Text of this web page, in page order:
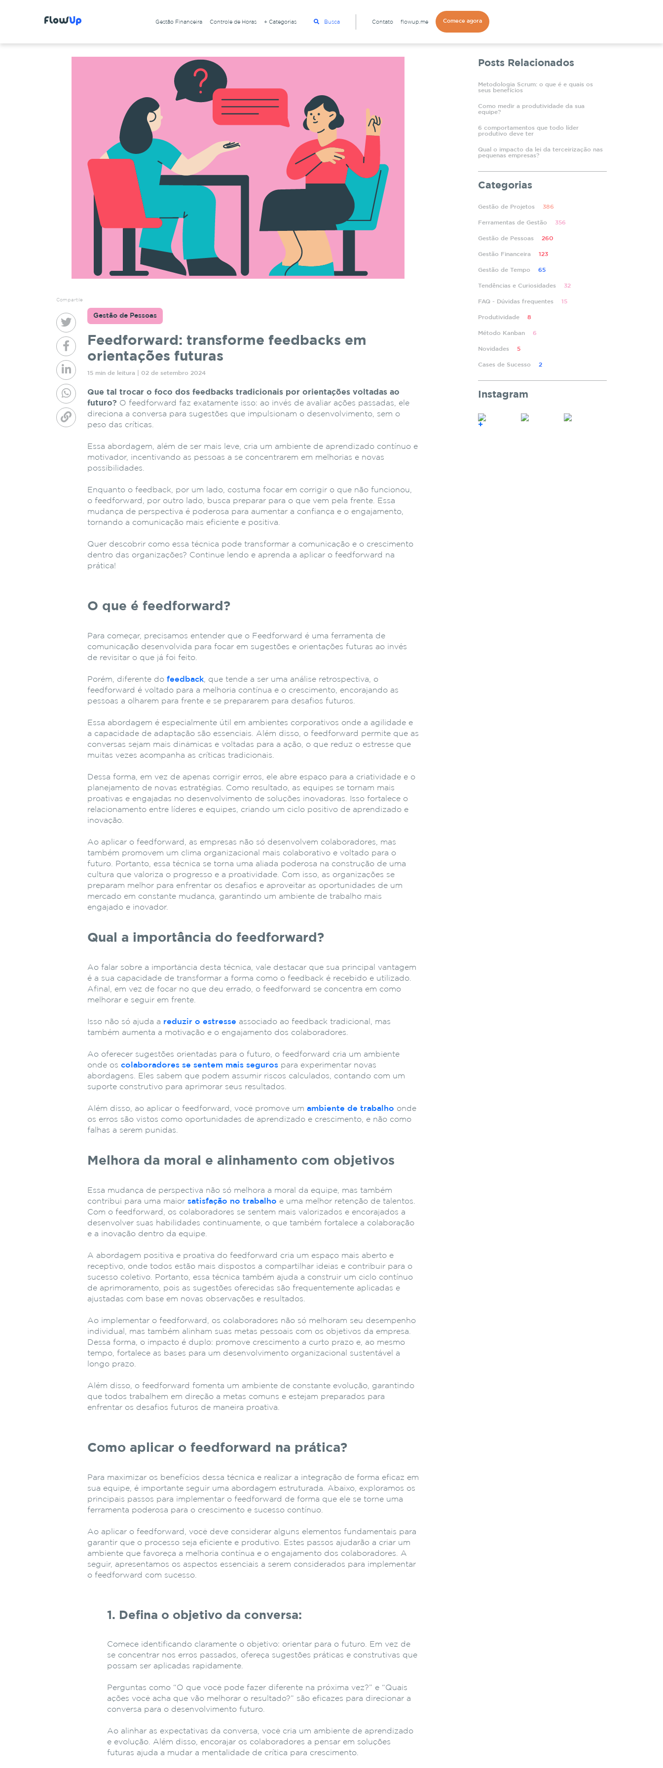
Gestão Financeira Controle de Horas + Categorias Busca Contato flowup.me Comece agora
Compartile
Gestão de Pessoas
Feedforward: transforme feedbacks em
orientações futuras
15 min de leitura | 02 de setembro 2024
Que tal trocar o foco dos feedbacks tradicionais por orientações voltadas ao
futuro? O feedforward faz exatamente isso: ao invés de avaliar ações passadas, ele
direciona a conversa para sugestões que impulsionam o desenvolvimento, sem o
peso das críticas.
Essa abordagem, além de ser mais leve, cria um ambiente de aprendizado contínuo e
motivador, incentivando as pessoas a se concentrarem em melhorias e novas
possibilidades.
Enquanto o feedback, por um lado, costuma focar em corrigir o que não funcionou,
o feedforward, por outro lado, busca preparar para o que vem pela frente. Essa
mudança de perspectiva é poderosa para aumentar a confiança e o engajamento,
tornando a comunicação mais eficiente e positiva.
Quer descobrir como essa técnica pode transformar a comunicação e o crescimento
dentro das organizações? Continue lendo e aprenda a aplicar o feedforward na
prática!
O que é feedforward?
Para começar, precisamos entender que o Feedforward é uma ferramenta de
comunicação desenvolvida para focar em sugestões e orientações futuras ao invés
de revisitar o que já foi feito.
Porém, diferente dofeedback, que tende a ser uma análise retrospectiva, o
feedforward é voltado para a melhoria contínua e o crescimento, encorajando as
pessoas a olharem para frente e se prepararem para desafios futuros.
Essa abordagem é especialmente útil em ambientes corporativos onde a agilidade e
a capacidade de adaptação são essenciais. Além disso, o feedforward permite que as
conversas sejam mais dinâmicas e voltadas para a ação, o que reduz o estresse que
muitas vezes acompanha as críticas tradicionais.
Dessa forma, em vez de apenas corrigir erros, ele abre espaço para a criatividade e o
planejamento de novas estratégias. Como resultado, as equipes se tornam mais
proativas e engajadas no desenvolvimento de soluções inovadoras. Isso fortalece o
relacionamento entre líderes e equipes, criando um ciclo positivo de aprendizado e
inovação.
Ao aplicar o feedforward, as empresas não só desenvolvem colaboradores, mas
também promovem um clima organizacional mais colaborativo e voltado para o
futuro. Portanto, essa técnica se torna uma aliada poderosa na construção de uma
cultura que valoriza o progresso e a proatividade. Com isso, as organizações se
preparam melhor para enfrentar os desafios e aproveitar as oportunidades de um
mercado em constante mudança, garantindo um ambiente de trabalho mais
engajado e inovador.
Qual a importância do feedforward?
Ao falar sobre a importância desta técnica, vale destacar que sua principal vantagem
é a sua capacidade de transformar a forma como o feedback é recebido e utilizado.
Afinal, em vez de focar no que deu errado, o feedforward se concentra em como
melhorar e seguir em frente.
Isso não só ajuda a reduzir o estresse associado ao feedback tradicional, mas
também aumenta a motivação e o engajamento dos colaboradores.
Ao oferecer sugestões orientadas para o futuro, o feedforward cria um ambiente
onde oscolaboradores se sentem mais seguros para experimentar novas
abordagens. Eles sabem que podem assumir riscos calculados, contando com um
suporte construtivo para aprimorar seus resultados.
Além disso, ao aplicar o feedforward, você promove umambiente de trabalho onde
os erros são vistos como oportunidades de aprendizado e crescimento, e não como
falhas a serem punidas.
Melhora da moral e alinhamento com objetivos
Essa mudança de perspectiva não só melhora a moral da equipe, mas também
contribui para uma maiorsatisfação no trabalho e uma melhor retenção de talentos.
Com o feedforward, os colaboradores se sentem mais valorizados e encorajados a
desenvolver suas habilidades continuamente, o que também fortalece a colaboração
e a inovação dentro da equipe.
A abordagem positiva e proativa do feedforward cria um espaço mais aberto e
receptivo, onde todos estão mais dispostos a compartilhar ideias e contribuir para o
sucesso coletivo. Portanto, essa técnica também ajuda a construir um ciclo contínuo
de aprimoramento, pois as sugestões oferecidas são frequentemente aplicadas e
ajustadas com base em novas observações e resultados.
Ao implementar o feedforward, os colaboradores não só melhoram seu desempenho
individual, mas também alinham suas metas pessoais com os objetivos da empresa.
Dessa forma, o impacto é duplo: promove crescimento a curto prazo e, ao mesmo
tempo, fortalece as bases para um desenvolvimento organizacional sustentável a
longo prazo.
Além disso, o feedforward fomenta um ambiente de constante evolução, garantindo
que todos trabalhem em direção a metas comuns e estejam preparados para
enfrentar os desafios futuros de maneira proativa.
Como aplicar o feedforward na prática?
Para maximizar os benefícios dessa técnica e realizar a integração de forma eficaz em
sua equipe, é importante seguir uma abordagem estruturada. Abaixo, exploramos os
principais passos para implementar o feedforward de forma que ele se torne uma
ferramenta poderosa para o crescimento e sucesso contínuo.
Ao aplicar o feedforward, você deve considerar alguns elementos fundamentais para
garantir que o processo seja eficiente e produtivo. Estes passos ajudarão a criar um
ambiente que favoreça a melhoria contínua e o engajamento dos colaboradores. A
seguir, apresentamos os aspectos essenciais a serem considerados para implementar
o feedforward com sucesso.
1. Defina o objetivo da conversa:
Comece identificando claramente o objetivo: orientar para o futuro. Em vez de
se concentrar nos erros passados, ofereça sugestões práticas e construtivas que
possam ser aplicadas rapidamente.
Perguntas como “O que você pode fazer diferente na próxima vez?” e “Quais
ações você acha que vão melhorar o resultado?” são eficazes para direcionar a
conversa para o desenvolvimento futuro.
Ao alinhar as expectativas da conversa, você cria um ambiente de aprendizado
e evolução. Além disso, encorajar os colaboradores a pensar em soluções
futuras ajuda a mudar a mentalidade de crítica para crescimento.
Posts Relacionados
Metodologia Scrum: o que é e quais os
seus benefícios
Como medir a produtividade da sua
equipe?
6 comportamentos que todo líder
produtivo deve ter
Qual o impacto da lei da terceirização nas
pequenas empresas?
Categorias
Gestão de Projetos 386
Ferramentas de Gestão 356
Gestão de Pessoas 260
Gestão Financeira 123
Gestão de Tempo 65
Tendências e Curiosidades 32
FAQ - Dúvidas frequentes 15
Produtividade 8
Método Kanban 6
Novidades 5
Cases de Sucesso 2
Instagram
+